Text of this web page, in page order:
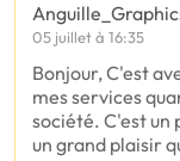
05 juillet à 16:35
Bonjour, C'est
mes services
société. C'est un
un grand plaisir